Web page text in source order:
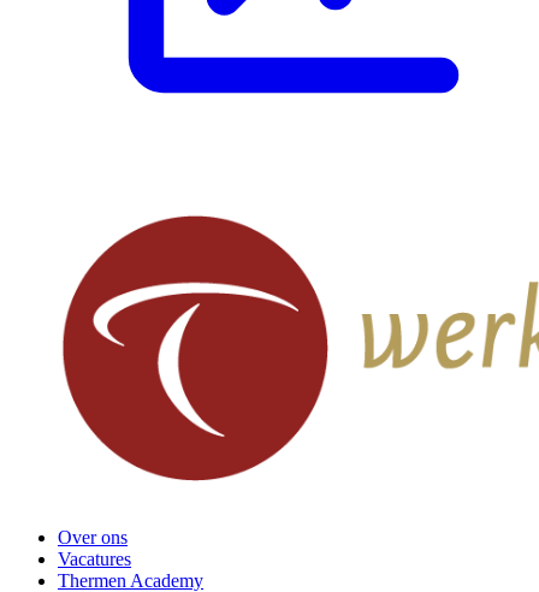
Over ons
Vacatures
Thermen Academy